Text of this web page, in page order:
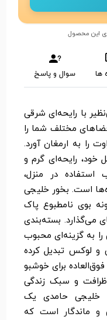
این محصول
ها سوال و پاسخ
با رایحه‌ای شرقی
مختلف شما را
را به ارمغان آورد.
خود، رایحه‌ای گرم و
در منزل،
است. بخور خلیجی
بوی نامطبوع پاک
می‌گذارد. بسته‌بندی
به گزینه‌ای محبوب
و لوکس تبدیل کرده
برای خوشبو
و سبک زندگی
خلیجی حامدی یک
و ماندگار است که